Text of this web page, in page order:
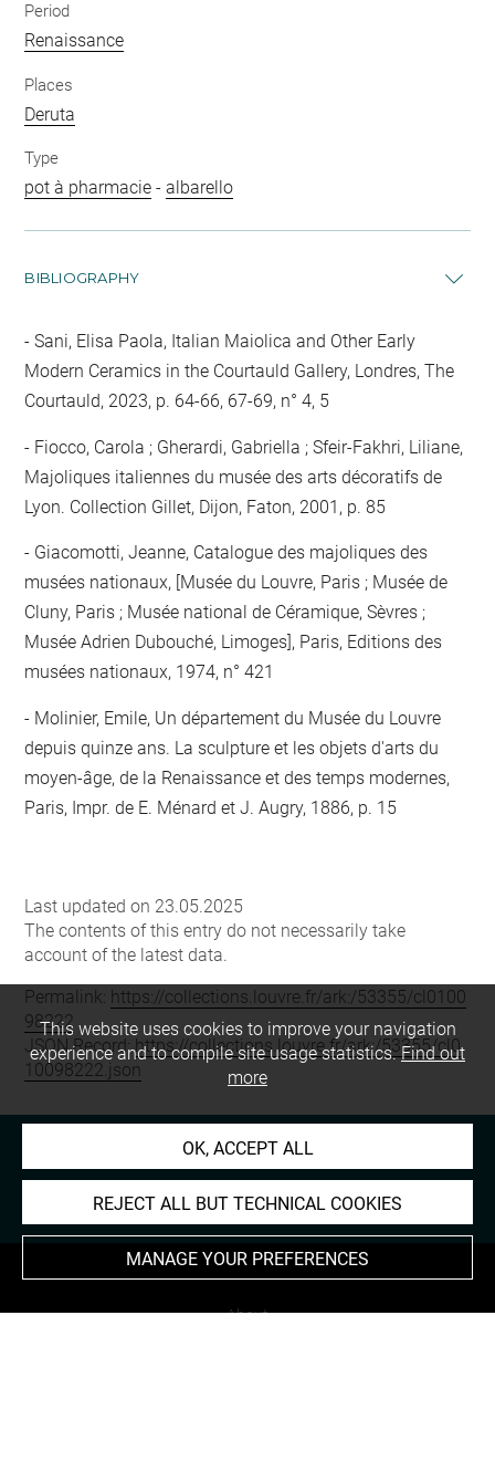
Period
Renaissance
Places
Deruta
Type
pot à pharmacie -albarello
BIBLIOGRAPHY
Sani, Elisa Paola, Italian Maiolica and Other Early
Modern Ceramics in the Courtauld Gallery, Londres, The
Courtauld, 2023, p. 64-66, 67-69, n° 4, 5
Fiocco, Carola ; Gherardi, Gabriella ; Sfeir-Fakhri, Liliane,
Majoliques italiennes du musée des arts décoratifs de
Lyon. Collection Gillet, Dijon, Faton, 2001, p. 85
Giacomotti, Jeanne, Catalogue des majoliques des
musées nationaux, [Musée du Louvre, Paris ; Musée de
Cluny, Paris ; Musée national de Céramique, Sèvres ;
Musée Adrien Dubouché, Limoges], Paris, Editions des
musées nationaux, 1974, n° 421
Molinier, Emile, Un département du Musée du Louvre
depuis quinze ans. La sculpture et les objets d'arts du
moyen-âge, de la Renaissance et des temps modernes,
Paris, Impr. de E. Ménard et J. Augry, 1886, p. 15
Last updated on 23.05.2025
The contents of this entry do not necessarily take
account of the latest data.
Permalink: https://collections.louvre.fr/ark:/53355/cl0100
98222
JSON Record:https://collections.louvre.fr/ark:/53355/cl0
10098222.json
About
This website uses cookies to improve your navigation
experience and to compile site usage statistics.Find out
more
OK, ACCEPT ALL
REJECT ALL BUT TECHNICAL COOKIES
MANAGE YOUR PREFERENCES